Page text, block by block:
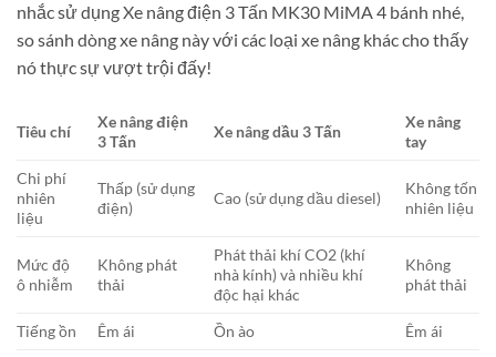
nhắc sử dụng Xe nâng điện 3 Tấn MK30 MiMA 4 bánh nhé,
so sánh dòng xe nâng này với các loại xe nâng khác cho thấy
nó thực sự vượt trội đấy!
Tiêu chí
Xe nâng điện
3 Tấn
Xe nâng dầu 3 Tấn
Xe nâng
tay
Chi phí
nhiên
liệu
Thấp (sử dụng
điện)
Cao (sử dụng dầu diesel)
Không tốn
nhiên liệu
Mức độ
ô nhiễm
Không phát
thải
Phát thải khí CO2 (khí
nhà kính) và nhiều khí
độc hại khác
Không
phát thải
Tiếng ồn Êm ái Ồn ào Êm ái